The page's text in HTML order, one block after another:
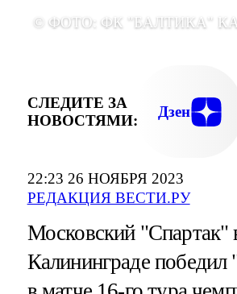
22:23 26 НОЯБРЯ 2023
РЕДАКЦИЯ ВЕСТИ.РУ
© ФОТО: ФК "БАЛТИКА"
СЛЕДИТЕ ЗА
НОВОСТЯМИ:
Дзен
Московский "Спартак"
Калининграде победил